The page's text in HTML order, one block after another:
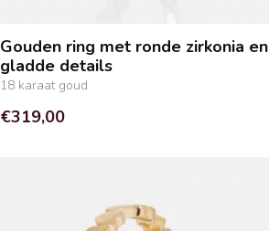
Gouden ring met ronde zirkonia en
gladde details
18 karaat goud
€319,00